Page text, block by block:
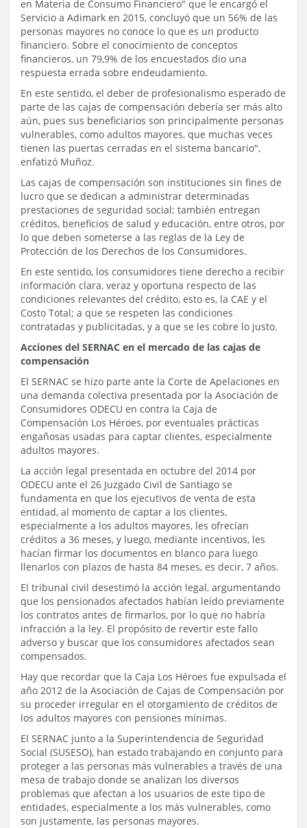
en Materia de Consumo Financiero" que le encargó el
Servicio a Adimark en 2015, concluyó que un 56% de las
personas mayores no conoce lo que es un producto
financiero. Sobre el conocimiento de conceptos
financieros, un 79,9% de los encuestados dio una
respuesta errada sobre endeudamiento.
En este sentido, el deber de profesionalismo esperado de
parte de las cajas de compensación debería ser más alto
aún, pues sus beneficiarios son principalmente personas
vulnerables, como adultos mayores, que muchas veces
tienen las puertas cerradas en el sistema bancario",
enfatizó Muñoz.
Las cajas de compensación son instituciones sin fines de
lucro que se dedican a administrar determinadas
prestaciones de seguridad social; también entregan
créditos, beneficios de salud y educación, entre otros, por
lo que deben someterse a las reglas de la Ley de
Protección de los Derechos de los Consumidores.
En este sentido, los consumidores tiene derecho a recibir
información clara, veraz y oportuna respecto de las
condiciones relevantes del crédito, esto es, la CAE y el
Costo Total; a que se respeten las condiciones
contratadas y publicitadas, y a que se les cobre lo justo.
Acciones del SERNAC en el mercado de las cajas de
compensación
El SERNAC se hizo parte ante la Corte de Apelaciones en
una demanda colectiva presentada por la Asociación de
Consumidores ODECU en contra la Caja de
Compensación Los Héroes, por eventuales prácticas
engañosas usadas para captar clientes, especialmente
adultos mayores.
La acción legal presentada en octubre del 2014 por
ODECU ante el 26 Juzgado Civil de Santiago se
fundamenta en que los ejecutivos de venta de esta
entidad, al momento de captar a los clientes,
especialmente a los adultos mayores, les ofrecían
créditos a 36 meses, y luego, mediante incentivos, les
hacían firmar los documentos en blanco para luego
llenarlos con plazos de hasta 84 meses, es decir, 7 años.
El tribunal civil desestimó la acción legal, argumentando
que los pensionados afectados habían leído previamente
los contratos antes de firmarlos, por lo que no habría
infracción a la ley. El propósito de revertir este fallo
adverso y buscar que los consumidores afectados sean
compensados.
Hay que recordar que la Caja Los Héroes fue expulsada el
año 2012 de la Asociación de Cajas de Compensación por
su proceder irregular en el otorgamiento de créditos de
los adultos mayores con pensiones mínimas.
El SERNAC junto a la Superintendencia de Seguridad
Social (SUSESO), han estado trabajando en conjunto para
proteger a las personas más vulnerables a través de una
mesa de trabajo donde se analizan los diversos
problemas que afectan a los usuarios de este tipo de
entidades, especialmente a los más vulnerables, como
son justamente, las personas mayores.